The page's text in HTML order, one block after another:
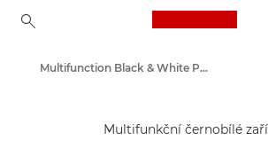
Řešení a služby
Multifunction Black & White Printers
Multifunkční černobílé